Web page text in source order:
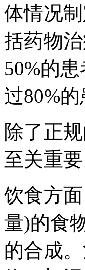
体情况
括药物
50%的
过80%
除了正
至关重
饮食方
量)的食
的合成